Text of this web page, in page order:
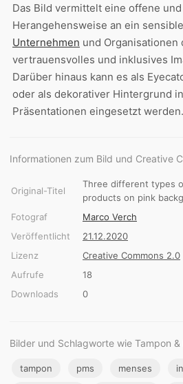
Das Bild vermittelt eine offene
Herangehensweise an ein
Unternehmen und
vertrauensvolles und inklusives
Darüber hinaus kann es als
oder als dekorativer Hintergrund
Präsentationen eingesetzt werden.
Informationen zum Bild und Creative
Original-Titel
Three different types
products on pink
Fotograf
Marco Verch
Veröffentlicht
21.12.2020
Lizenz
Creative Commons 2.0
Aufrufe
18
Downloads
0
Bilder und Schlagworte wie Tampon &
tampon pms menses